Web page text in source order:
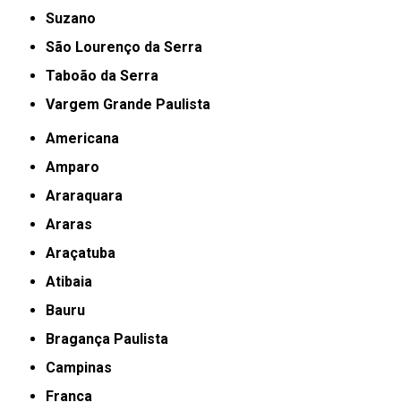
Suzano
São Lourenço da Serra
Taboão da Serra
Vargem Grande Paulista
Americana
Amparo
Araraquara
Araras
Araçatuba
Atibaia
Bauru
Bragança Paulista
Campinas
Franca